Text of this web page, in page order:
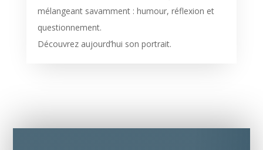
mélangeant savamment : humour, réflexion et
questionnement.
Découvrez aujourd’hui son portrait.